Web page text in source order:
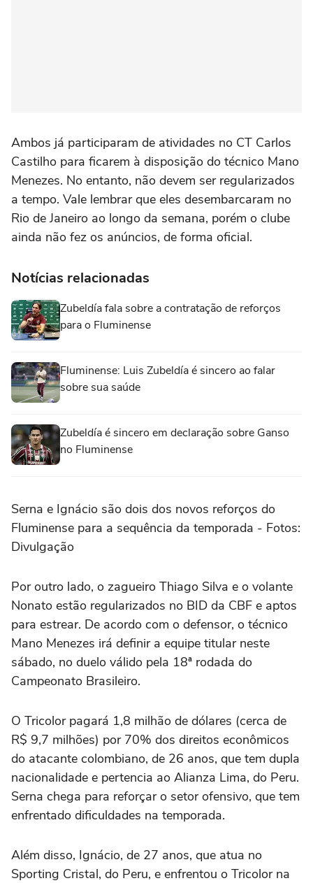
Ambos já participaram de atividades no CT Carlos
Castilho para ficarem à disposição do técnico Mano
Menezes. No entanto, não devem ser regularizados
a tempo. Vale lembrar que eles desembarcaram no
Rio de Janeiro ao longo da semana, porém o clube
ainda não fez os anúncios, de forma oficial.
Notícias relacionadas
Zubeldía fala sobre a contratação de reforços
para o Fluminense
Fluminense: Luis Zubeldía é sincero ao falar
sobre sua saúde
Zubeldía é sincero em declaração sobre Ganso
no Fluminense
Serna e Ignácio são dois dos novos reforços do
Fluminense para a sequência da temporada - Fotos:
Divulgação
Por outro lado, o zagueiro Thiago Silva e o volante
Nonato estão regularizados no BID da CBF e aptos
para estrear. De acordo com o defensor, o técnico
Mano Menezes irá definir a equipe titular neste
sábado, no duelo válido pela 18ª rodada do
Campeonato Brasileiro.
O Tricolor pagará 1,8 milhão de dólares (cerca de
R$ 9,7 milhões) por 70% dos direitos econômicos
do atacante colombiano, de 26 anos, que tem dupla
nacionalidade e pertencia ao Alianza Lima, do Peru.
Serna chega para reforçar o setor ofensivo, que tem
enfrentado dificuldades na temporada.
Além disso, Ignácio, de 27 anos, que atua no
Sporting Cristal, do Peru, e enfrentou o Tricolor na